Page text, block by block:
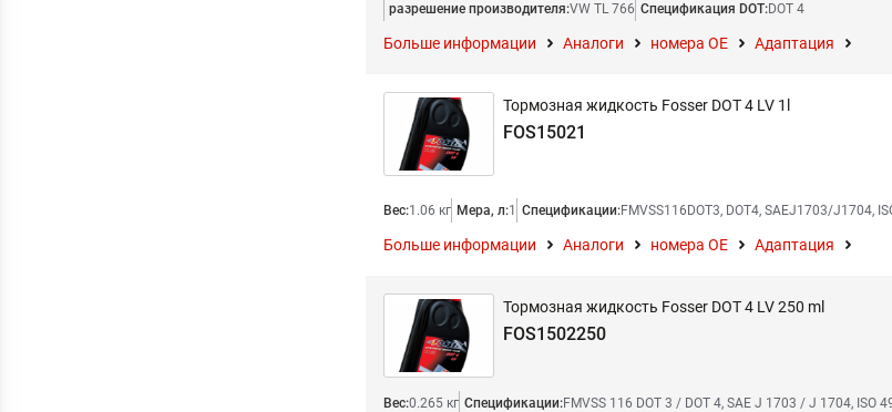
разрешение производителя:VW TL 766 Спецификация DOT:DOT 4
Больше информации Аналоги номера ОЕ Адаптация
Тормозная жидкость Fosser DOT 4 LV 1l
FOS15021
Вес:1.06 кг Мера, л:1 Спецификации:FMVSS116DOT3, DOT4, SAEJ1703/J1704,
Больше информации Аналоги номера ОЕ Адаптация
Тормозная жидкость Fosser DOT 4 LV 250 ml
FOS1502250
Вес:0.265 кг Спецификации:FMVSS 116 DOT 3 / DOT 4, SAE J 1703 / J 1704, ISO